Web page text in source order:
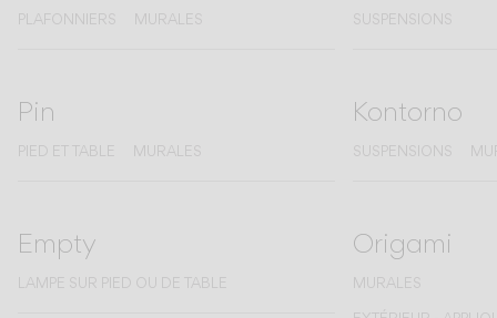
PLAFONNIERS MURALES SUSPENSIONS
Pin
PIED ET TABLE MURALES
Kontorno
SUSPENSIONS
Empty
LAMPE SUR PIED OU DE TABLE
Origami
MURALES